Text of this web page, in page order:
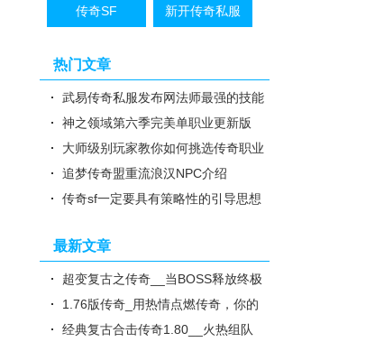
传奇SF 新开传奇私服
热门文章
武易传奇私服发布网法师最强的技能
是哪个阶段
神之领域第六季完美单职业更新版
大师级别玩家教你如何挑选传奇职业
追梦传奇盟重流浪汉NPC介绍
传奇sf一定要具有策略性的引导思想
最新文章
超变复古之传奇__当BOSS释放终极
buff，谁将笑傲江湖
1.76版传奇_用热情点燃传奇，你的
故事才刚刚开始。
经典复古合击传奇1.80__火热组队